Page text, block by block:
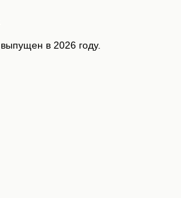
выпущен в 2026 году.